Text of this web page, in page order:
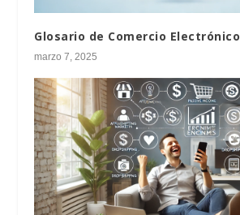
Glosario de Comercio Electrónico
marzo 7, 2025